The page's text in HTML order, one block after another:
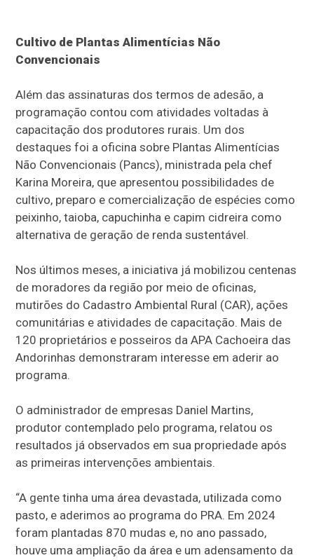
Cultivo de Plantas Alimentícias Não
Convencionais
Além das assinaturas dos termos de adesão, a
programação contou com atividades voltadas à
capacitação dos produtores rurais. Um dos
destaques foi a oficina sobre Plantas Alimentícias
Não Convencionais (Pancs), ministrada pela chef
Karina Moreira, que apresentou possibilidades de
cultivo, preparo e comercialização de espécies como
peixinho, taioba, capuchinha e capim cidreira como
alternativa de geração de renda sustentável.
Nos últimos meses, a iniciativa já mobilizou centenas
de moradores da região por meio de oficinas,
mutirões do Cadastro Ambiental Rural (CAR), ações
comunitárias e atividades de capacitação. Mais de
120 proprietários e posseiros da APA Cachoeira das
Andorinhas demonstraram interesse em aderir ao
programa.
O administrador de empresas Daniel Martins,
produtor contemplado pelo programa, relatou os
resultados já observados em sua propriedade após
as primeiras intervenções ambientais.
“A gente tinha uma área devastada, utilizada como
pasto, e aderimos ao programa do PRA. Em 2024
foram plantadas 870 mudas e, no ano passado,
houve uma ampliação da área e um adensamento da